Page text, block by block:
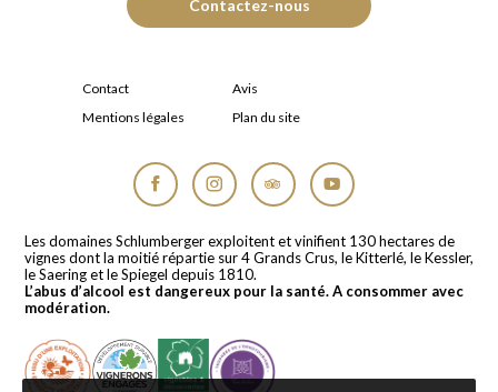
Contactez-nous
Contact
Avis
Mentions légales
Plan du site
Les domaines Schlumberger exploitent et vinifient 130 hectares de
vignes dont la moitié répartie sur 4 Grands Crus, le Kitterlé, le Kessler,
le Saering et le Spiegel depuis 1810.
L’abus d’alcool est dangereux pour la santé. A consommer avec
modération.